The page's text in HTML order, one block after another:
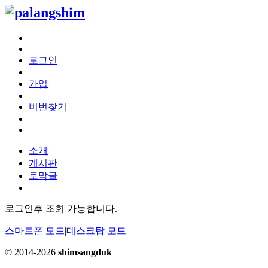
로그인
가입
비번찾기
소개
게시판
토막글
로그인후 조회 가능합니다.
스마트폰 모드|데스크탑 모드
© 2014-2026 shimsangduk